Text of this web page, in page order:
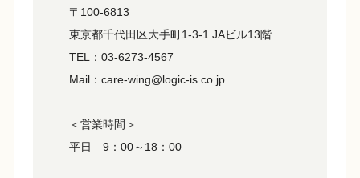
〒100-6813
東京都千代田区大手町1-3-1 JAビル13階
TEL：03-6273-4567
Mail：care-wing@logic-is.co.jp
＜営業時間＞
平日 9：00～18：00